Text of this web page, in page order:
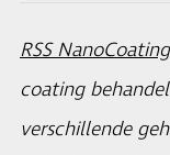
RSS
coating
verschillende